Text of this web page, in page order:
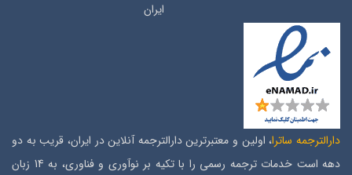
ایران
دارالترجمه ساترا، اولین و معتبرترین دارالترجمه آنلاین در ایران، قریب به دو
دهه است خدمات ترجمه رسمی را با تکیه بر نوآوری و فناوری، به 14 زبان